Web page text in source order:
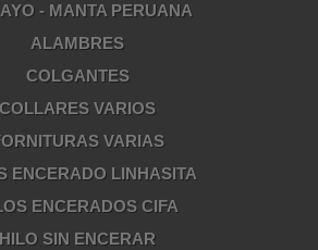
- MANTA PERUANA
ALAMBRES
COLGANTES
COLLARES VARIOS
VARIAS
ENCERADO LINHASITA
ENCERADOS CIFA
HILO SIN ENCERAR